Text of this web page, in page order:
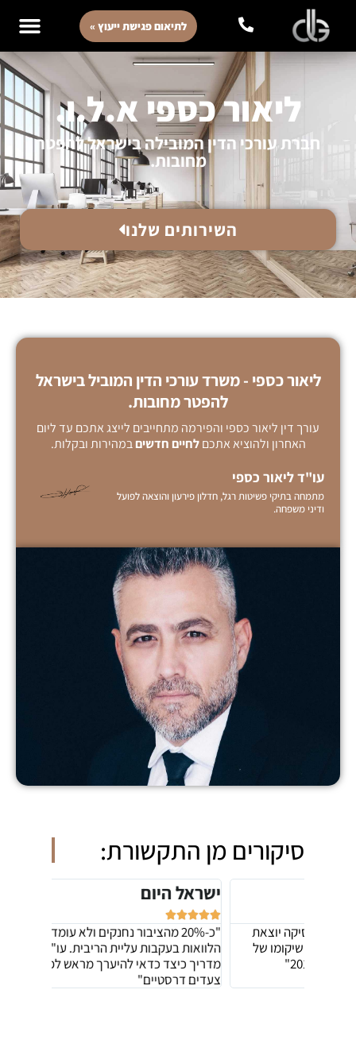
לתיאום פגישת ייעוץ »
ליאור כספי א.ל.ו.
חברת עורכי הדין המובילה בישראל להפטר
מחובות.
השירותים שלנו
ליאור כספי - משרד עורכי הדין המוביל בישראל
להפטר מחובות.
עורך דין ליאור כספי והפירמה מתחייבים לייצג אתכם עד ליום
האחרון ולהוציא אתכםלחייםחדשיםבמהירות ובקלות.
עו"ד ליאור כספי
מתמחה בתיקי פשיטות רגל, חדלון פירעון והוצאה לפועל
ודיני משפחה.
סיקורים מן התקשורת:
"כ-20% מהציבור נחנקים ולא עומדים בהחזרי
הלוואות בעקבות עליית הריבית. עו"ד ליאור כספי
מדריך כיצד כדאי להיערך מראש לפני ביצוע של